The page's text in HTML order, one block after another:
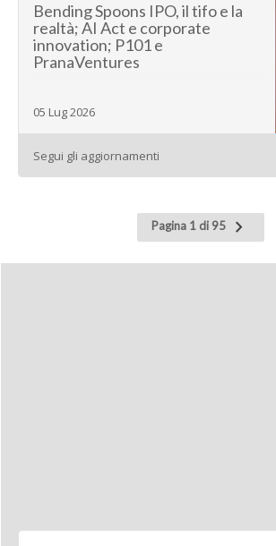
Bending Spoons IPO, il tifo e la
realtà; AI Act e corporate
innovation; P101 e
PranaVentures
05 Lug 2026
Segui gli aggiornamenti
Pagina 1 di 95
Pagina
successiva